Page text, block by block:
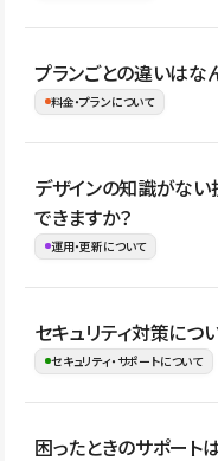
イト全体のデザインや設
め、移行後にページ構成
はい。アクセス規模が大
理、セキュリティ確認、
ない段階でも、お問い合
お問合せはこちら
プランごとの違いはな
料金・プランについて
公開ページ数、バージョ
管理の有無などがプラン
ージをご覧ください。
デザインの知識がない
できますか？
運用・更新について
はい。CMSやコンポーネ
ことで、デザインを崩し
ながらレイアウトに影響
セキュリティ対策につ
セキュリティ・サポートについて
Studioでは、公開サイト
困ったときのサポート